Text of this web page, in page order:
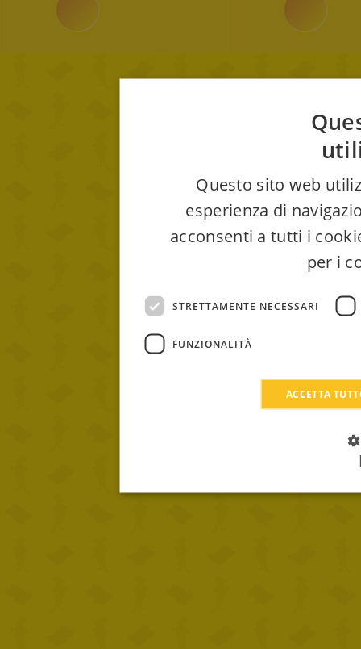
Questo sito web
esperienza di
acconsenti a tutti i
per i
STRETTAMENTE NECESSARI
FUNZIONALITÀ
ACCETTA